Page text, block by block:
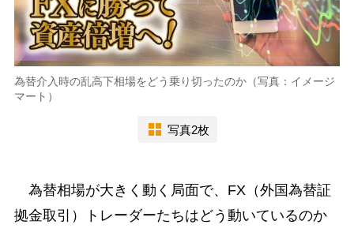
為替介入時の乱高下相場をどう乗り切ったのか（写真：イメージ
マート）
写真2枚
為替相場が大きく動く局面で、FX（外国為替証
拠金取引）トレーダーたちはどう動いているのか